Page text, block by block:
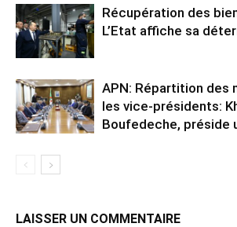
Récupération des
L’Etat affiche sa
APN: Répartition des
les vice-présidents:
Boufedeche, préside
LAISSER UN COMMENTAIRE